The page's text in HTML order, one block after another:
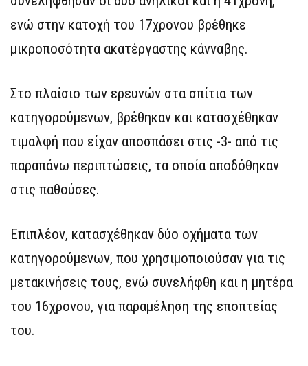
ενώ στην κατοχή του 17χρονου βρέθηκε
μικροποσότητα ακατέργαστης κάνναβης.
Στο πλαίσιο των ερευνών στα σπίτια των
κατηγορούμενων, βρέθηκαν και κατασχέθηκαν
τιμαλφή που είχαν αποσπάσει στις -3- από τις
παραπάνω περιπτώσεις, τα οποία αποδόθηκαν
στις παθούσες.
Επιπλέον, κατασχέθηκαν δύο οχήματα των
κατηγορούμενων, που χρησιμοποιούσαν για τις
μετακινήσεις τους, ενώ συνελήφθη και η μητέρα
του 16χρονου, για παραμέληση της εποπτείας
του.